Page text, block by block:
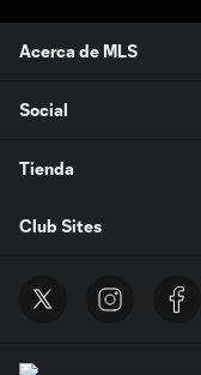
Acerca de MLS
Social
Tienda
Club Sites